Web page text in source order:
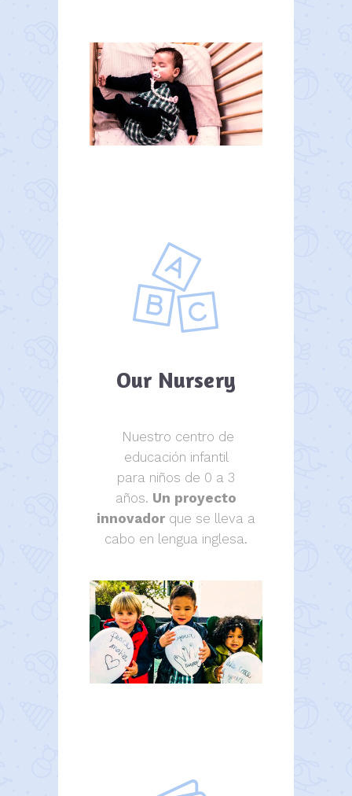
Our Nursery
Nuestro centro de
educación infantil
para niños de 0 a 3
años. Un proyecto
innovador que se lleva a
cabo en lengua inglesa.